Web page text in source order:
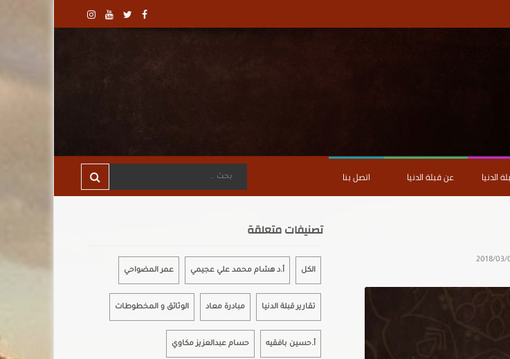
الدنيا عن قبلة الدنيا اتصل بنا
2018/03/
تصنيفات متعلقة
الكل أ.د هشام محمد علي عجيمي عمر المضواحي
تقارير قبلة الدنيا مبادرة معاد الوثائق و المخطوطات
أ.حسين بافقيه حسام عبدالعزيز مكاوي